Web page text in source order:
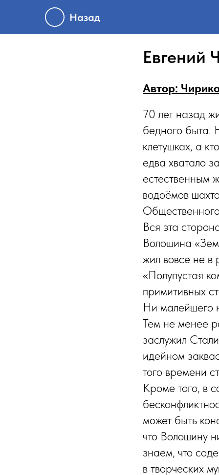
Назад
Евгений
Автор:
70 лет назад
бедного быта.
клетушках, а
едва хватало
естественным
водоёмов
Вся эта
Волошина
жил вовсе не в
«Полупустая
примитивных
Ни малейшего
Тем не менее
заслужил
идейном
того времени
Кроме того, в
может быть
что Волошину
знаем, что
в творческих